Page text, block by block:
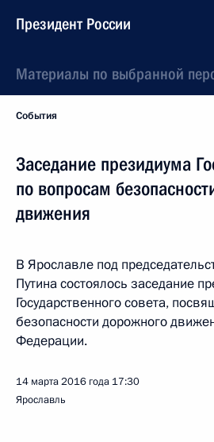
Президент России
Материалы по выбранной
События
Заседание президиума
по вопросам
движения
В Ярославле под
Путина состоялось заседание
Государственного совета,
безопасности дорожного
Федерации.
14 марта 2016 года 17:30
Ярославль